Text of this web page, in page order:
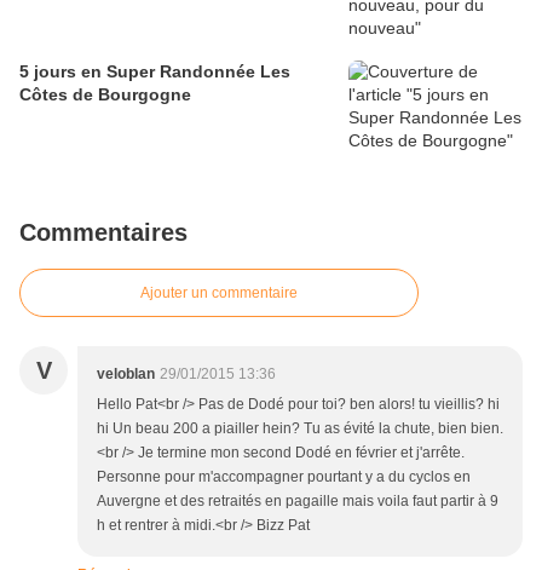
5 jours en Super Randonnée Les
Côtes de Bourgogne
Commentaires
Ajouter un commentaire
V veloblan 29/01/2015 13:36
Hello Pat<br /> Pas de Dodé pour toi? ben alors! tu vieillis? hi
hi Un beau 200 a piailler hein? Tu as évité la chute, bien bien.
<br /> Je termine mon second Dodé en février et j'arrête.
Personne pour m'accompagner pourtant y a du cyclos en
Auvergne et des retraités en pagaille mais voila faut partir à 9
h et rentrer à midi.<br /> Bizz Pat